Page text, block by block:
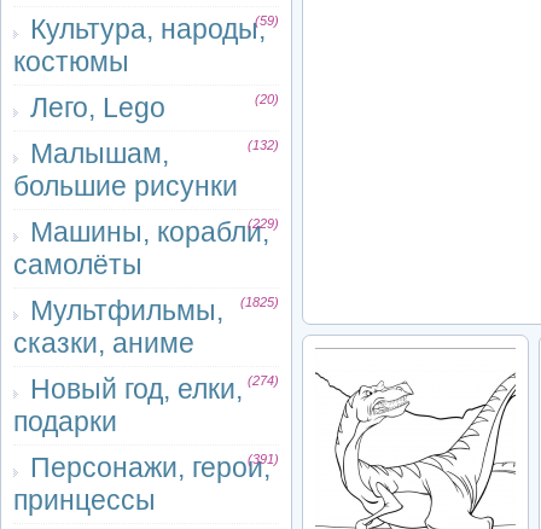
Культура, народы,
костюмы
(59)
Лего, Lego (20)
Малышам,
большие рисунки
(132)
Машины, корабли,
самолёты
(229)
Мультфильмы,
сказки, аниме
(1825)
Новый год, елки,
подарки
(274)
Персонажи, герои,
принцессы
(391)